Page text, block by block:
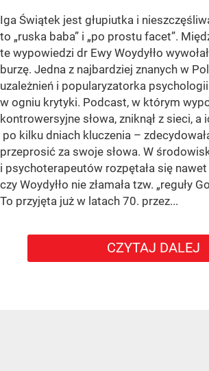
Iga Świątek jest głupiutka i
to „ruska baba” i „po prostu facet”.
te wypowiedzi dr Ewy Woydyłło
burzę. Jedna z najbardziej znanych w
uzależnień i popularyzatorka psychologii
w ogniu krytyki. Podcast, w którym
kontrowersyjne słowa, zniknął z sieci, a
po kilku dniach kluczenia –
przeprosić za swoje słowa. W
i psychoterapeutów rozpętała się
czy Woydyłło nie złamała tzw. „reguły
To przyjęta już w latach 70. przez...
CZYTAJ DALEJ